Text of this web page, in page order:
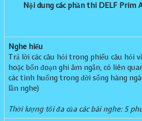
Nội dung các phần thi DELF Prim
Nghe hiểu
Trả lời các câu hỏi trong phiếu câu hỏi
hoặc bốn đoạn ghi âm ngắn, có liên
các tình huống trong đời sống hàng
lần nghe)
Thời lượng tối đa của các bài nghe: 5